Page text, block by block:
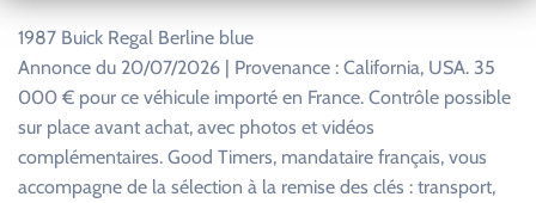
1987 Buick Regal Berline blue
Annonce du 20/07/2026 | Provenance : California, USA. 35
000 € pour ce véhicule importé en France. Contrôle possible
sur place avant achat, avec photos et vidéos
complémentaires. Good Timers, mandataire français, vous
accompagne de la sélection à la remise des clés : transport,